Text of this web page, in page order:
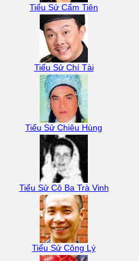
Tiểu Sử Cẩm Tiên
Tiểu Sử Chí Tài
Tiểu Sử Chiêu Hùng
Tiểu Sử Cô Ba Trà Vinh
Tiểu Sử Công Lý